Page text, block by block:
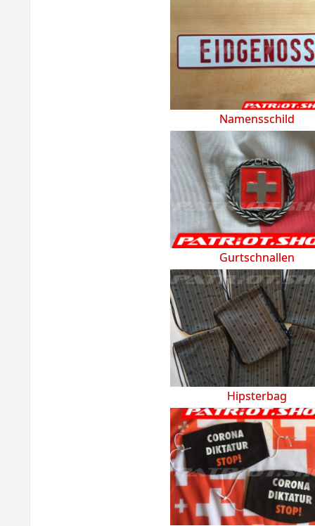
Namensschild
Gurtschnallen
Hipsterbag